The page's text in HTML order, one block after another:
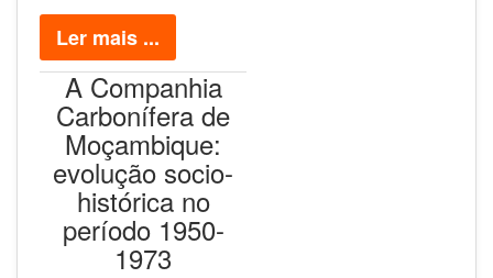
Ler mais ...
A Companhia
Carbonífera de
Moçambique:
evolução socio-
histórica no
período 1950-
1973